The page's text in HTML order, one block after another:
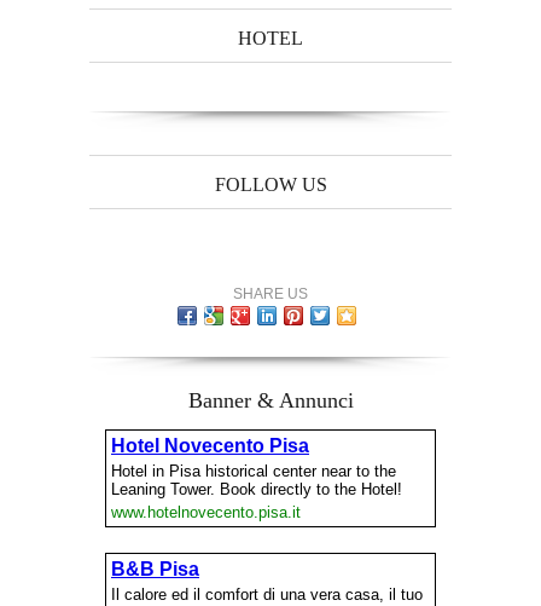
HOTEL
FOLLOW US
SHARE US
Banner & Annunci